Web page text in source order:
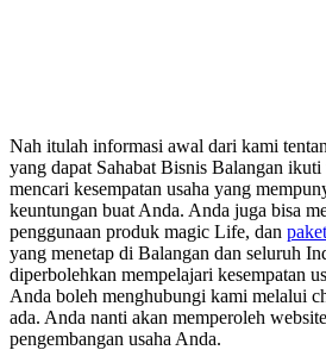
Nah itulah informasi awal dari kami
yang dapat Sahabat Bisnis Balangan
mencari kesempatan usaha yang
keuntungan buat Anda. Anda juga bisa
penggunaan produk magic Life, dan
yang menetap di Balangan dan seluruh
diperbolehkan mempelajari kesempatan
Anda boleh menghubungi kami melalui
ada. Anda nanti akan memperoleh
pengembangan usaha Anda.